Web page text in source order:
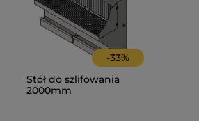
-33%
Stół do szlifowania
2000mm